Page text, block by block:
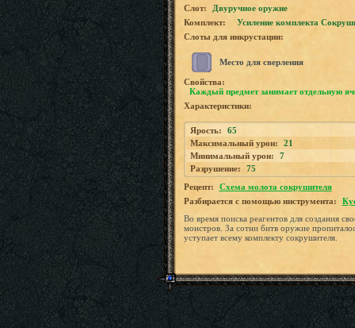
Слот:
Двуручное оружие
Комплект:
Усиление комплекта
Слоты для инкрустации:
Место для сверления
Свойства:
Каждый предмет занимает отдельную
Характеристики:
Ярость:
65
Максимальный урон:
21
Минимальный урон:
7
Разрушение:
75
Рецепт:
Схема молота сокрушителя
Разбирается с помощью инструмента:
Во время поиска реагентов для создания
монстров. За сотни битв оружие
уступает всему комплекту сокрушителя.